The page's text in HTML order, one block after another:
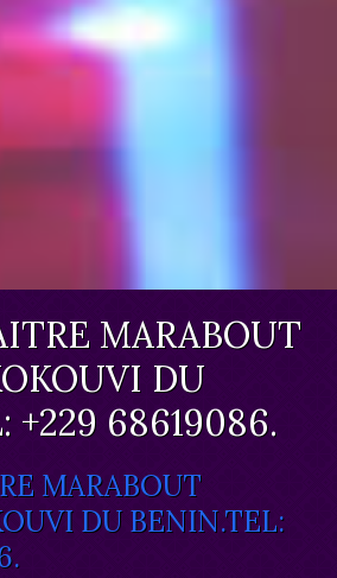
MARABOUT
DU
+229 68619086.
MARABOUT
DU BENIN.TEL: